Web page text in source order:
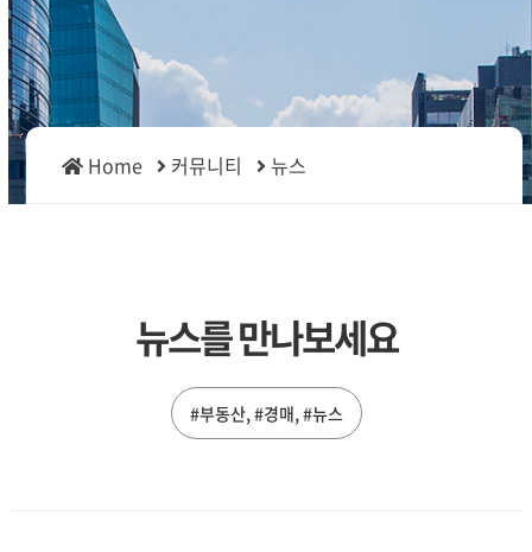
Home 커뮤니티 뉴스
뉴스를 만나보세요
#부동산, #경매, #뉴스